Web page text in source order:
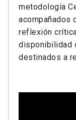
metodología
acompañados
reflexión
disponibilidad
destinados a